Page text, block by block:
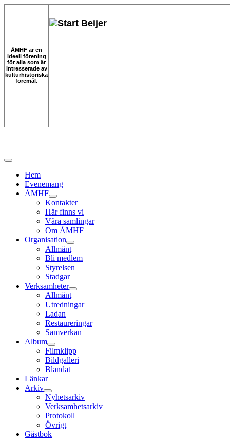
ÅMHF är en
ideell förening
för alla som är
intresserade av
kulturhistoriska
föremål.
Hem
Evenemang
ÅMHF
Kontakter
Här finns vi
Våra samlingar
Om ÅMHF
Organisation
Allmänt
Bli medlem
Styrelsen
Stadgar
Verksamheter
Allmänt
Utredningar
Ladan
Restaureringar
Samverkan
Album
Filmklipp
Bildgalleri
Blandat
Länkar
Arkiv
Nyhetsarkiv
Verksamhetsarkiv
Protokoll
Övrigt
Gästbok